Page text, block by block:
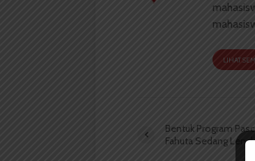
LIHAT
Bentuk Program
Fahuta Sedang